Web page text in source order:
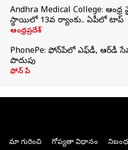
Andhra Medical College:
స్థాయిలో 13వ ర్యాంకు.. ఏపీలో టాప్
ఆంధ్రప్రదేశ్
PhonePe: ఫోన్‌పేలో ఎఫ్‌డీ, ఆర్‌డీ
పొదుపు
ఫోన్‌ పే
మా గురించి గోప్యతా విధానం